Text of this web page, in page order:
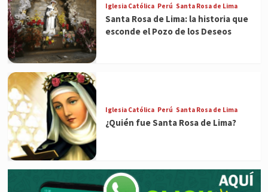
Iglesia Católica Perú Santa Rosa de Lima
Santa Rosa de Lima: la historia que
esconde el Pozo de los Deseos
Iglesia Católica Perú Santa Rosa de Lima
¿Quién fue Santa Rosa de Lima?